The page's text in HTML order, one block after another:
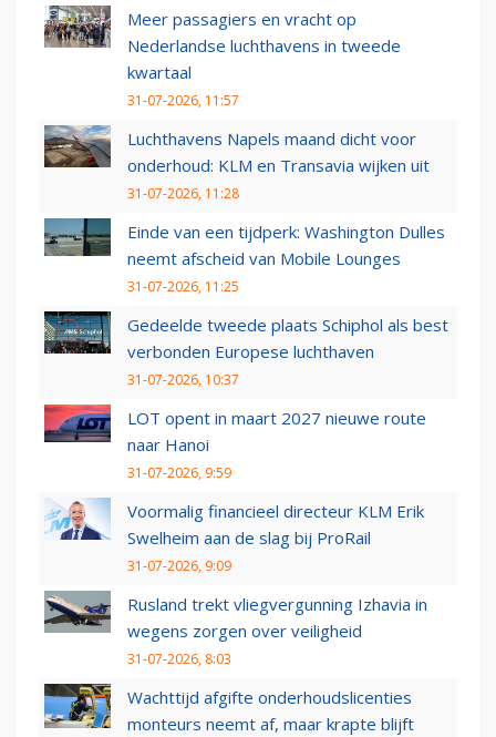
Meer passagiers en vracht op
Nederlandse luchthavens in tweede
kwartaal
31-07-2026, 11:57
Luchthavens Napels maand dicht voor
onderhoud: KLM en Transavia wijken uit
31-07-2026, 11:28
Einde van een tijdperk: Washington Dulles
neemt afscheid van Mobile Lounges
31-07-2026, 11:25
Gedeelde tweede plaats Schiphol als best
verbonden Europese luchthaven
31-07-2026, 10:37
LOT opent in maart 2027 nieuwe route
naar Hanoi
31-07-2026, 9:59
Voormalig financieel directeur KLM Erik
Swelheim aan de slag bij ProRail
31-07-2026, 9:09
Rusland trekt vliegvergunning Izhavia in
wegens zorgen over veiligheid
31-07-2026, 8:03
Wachttijd afgifte onderhoudslicenties
monteurs neemt af, maar krapte blijft